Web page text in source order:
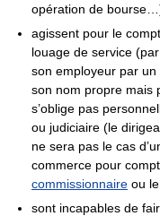
opération de
agissent pour le
louage de service
son employeur par un
son nom propre mais
s’oblige pas
ou judiciaire (le
ne sera pas le cas
commerce pour
commissionnaire ou le
sont incapables de